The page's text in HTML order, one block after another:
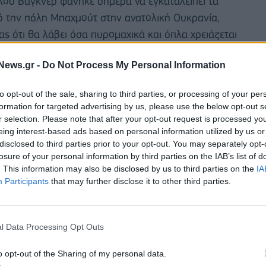
- Do Not Process My Personal Information
opt-out of the sale, sharing to third parties, or processing of your
for targeted advertising by us, please use the below opt-out
selection. Please note that after your opt-out request is processed
interest-based ads based on personal information utilized by us
to third parties prior to your opt-out. You may separately
of your personal information by third parties on the IAB’s list of
This information may also be disclosed by us to third parties on the
Participants that may further disclose it to other third parties.
Data Processing Opt Outs
opt-out of the Sharing of my personal data.
πόλη Μπαχμούτ στην ανατολική Ουκρανία,
ότι θα λάβει όσα πυρομαχικά και όπλα χρειάζεται
ότι οι μαχητές του, που ηγούνται της
επειδή όπως είπε οι άνδρες του δεν έχουν
αδικαιολόγητες» απώλειες ως αποτέλεσμα.
υπουργό Άμυνας της Ρωσίας Σεργκέι Σοϊγκού και
στον πόλεμο στην Ουκρανία, δήλωσε πως
ζήλιες» παρακρατούν κρίσιμες